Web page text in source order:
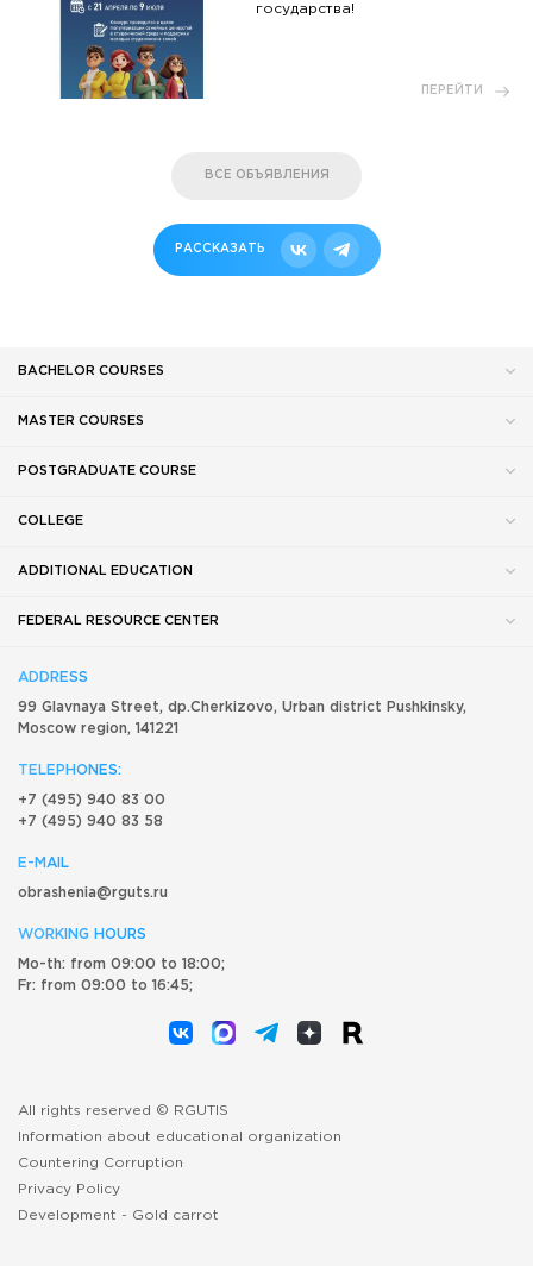
государства!
ПЕРЕЙТИ
ВСЕ ОБЪЯВЛЕНИЯ
РАССКАЗАТЬ
BACHELOR COURSES
MASTER COURSES
POSTGRADUATE COURSE
COLLEGE
ADDITIONAL EDUCATION
FEDERAL RESOURCE CENTER
ADDRESS
99 Glavnaya Street, dp.Cherkizovo, Urban district Pushkinsky,
Moscow region, 141221
TELEPHONES:
+7 (495) 940 83 00
+7 (495) 940 83 58
E-MAIL
obrashenia@rguts.ru
WORKING HOURS
Mo-th: from 09:00 to 18:00;
Fr: from 09:00 to 16:45;
All rights reserved © RGUTIS
Information about educational organization
Countering Corruption
Privacy Policy
Development - Gold carrot